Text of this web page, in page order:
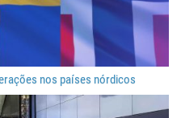
nos países nórdicos